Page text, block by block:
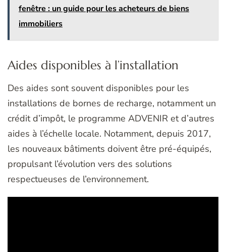
fenêtre : un guide pour les acheteurs de biens
immobiliers
Aides disponibles à l’installation
Des aides sont souvent disponibles pour les
installations de bornes de recharge, notamment un
crédit d’impôt, le programme ADVENIR et d’autres
aides à l’échelle locale. Notamment, depuis 2017,
les nouveaux bâtiments doivent être pré-équipés,
propulsant l’évolution vers des solutions
respectueuses de l’environnement.